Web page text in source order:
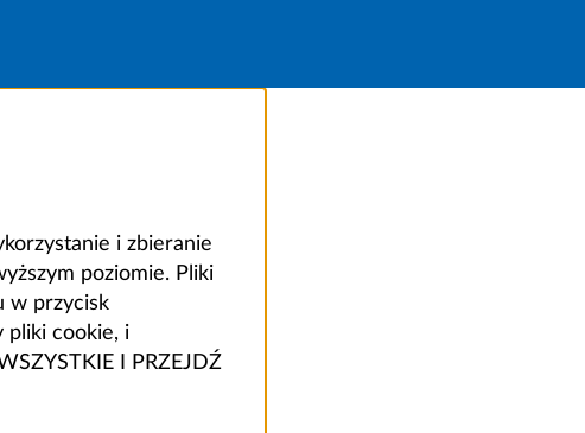
i zbieranie
poziomie. Pliki
w przycisk
pliki cookie, i
I PRZEJDŹ